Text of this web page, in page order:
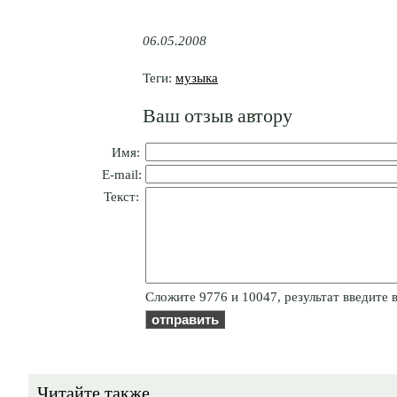
06.05.2008
Теги: музыка
Ваш отзыв автору
Имя:
E-mail:
Текст:
Cлoжитe 9776 и 10047, результат введите
Читайте также